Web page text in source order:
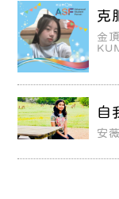
奢
馬
克
走
金
自
燃
安